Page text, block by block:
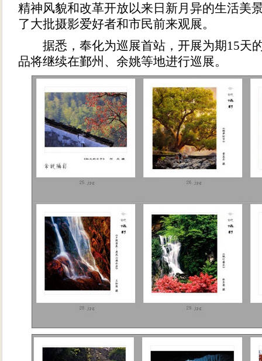
精神风貌和改革开放以来日新月异的生活美
了大批摄影爱好者和市民前来观展。
据悉，奉化为巡展首站，开展为期15天
品将继续在鄞州、余姚等地进行巡展。